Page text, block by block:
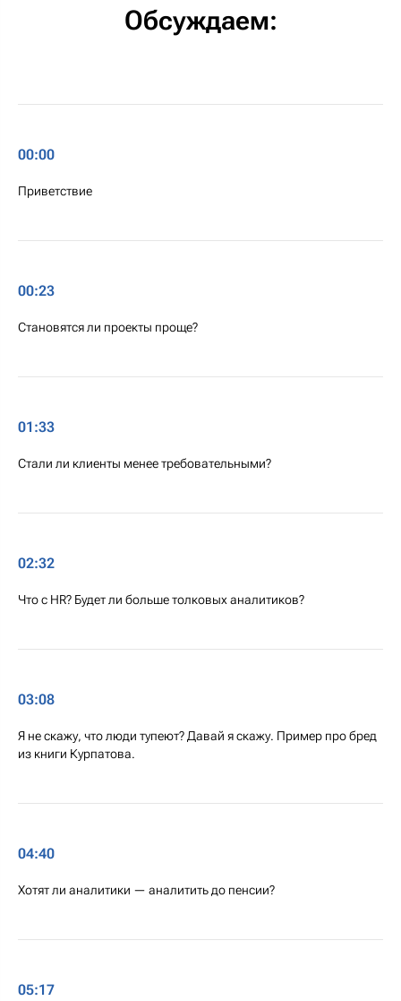
Обсуждаем:
00:00
Приветствие
00:23
Становятся ли проекты проще?
01:33
Стали ли клиенты менее требовательными?
02:32
Что с HR? Будет ли больше толковых аналитиков?
03:08
Я не скажу, что люди тупеют? Давай я скажу. Пример про бред
из книги Курпатова.
04:40
Хотят ли аналитики — аналитить до пенсии?
05:17